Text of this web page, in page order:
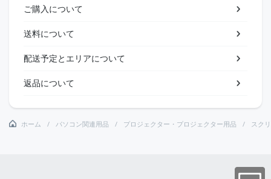
ご購入について
送料について
配送予定とエリアについて
返品について
ホーム パソコン関連用品 プロジェクター・プロジェクター用品 スク